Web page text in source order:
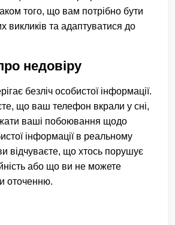
того, що вам потрібно бути
викликів та адаптуватися до
недовіру
безліч особистої інформації.
що ваш телефон вкрали у сні,
ваші побоювання щодо
інформації в реальному
відчуваєте, що хтось порушує
або що ви не можете
оточенню.